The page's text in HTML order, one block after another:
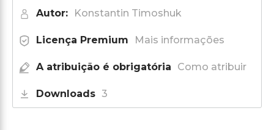
Autor: Konstantin Timoshuk
Licença Premium Mais informações
A atribuição é obrigatória Como atribuir
Downloads 3